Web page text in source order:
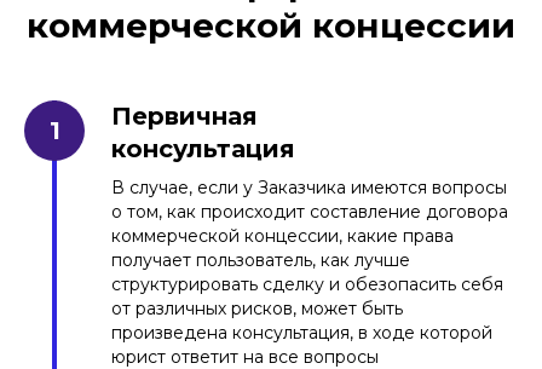
коммерческой концессии
Первичная
консультация
В случае, если у Заказчика имеются вопросы
о том, как происходит составление договора
коммерческой концессии, какие права
получает пользователь, как лучше
структурировать сделку и обезопасить себя
от различных рисков, может быть
произведена консультация, в ходе которой
юрист ответит на все вопросы